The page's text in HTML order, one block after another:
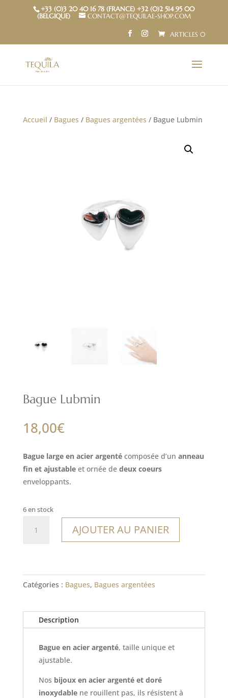
+33 (0)3 20 40 16 78 (FRANCE) +32 (0)2 514 95 00
(BELGIQUE)
CONTACT@TEQUILAE-SHOP.COM
ARTICLES 0
Accueil / Bagues / Bagues argentées / Bague Lubmin
Bague Lubmin
18,00€
Bague large en acier argentécomposée d’un anneau
fin et ajustableet ornée de deux coeurs
enveloppants.
6 en stock
AJOUTER AU PANIER
Catégories : Bagues, Bagues argentées
Description
Bague en acier argenté, taille unique et
ajustable.
Nos bijoux en acier argenté et doré
inoxydablene rouillent pas, ils résistent à